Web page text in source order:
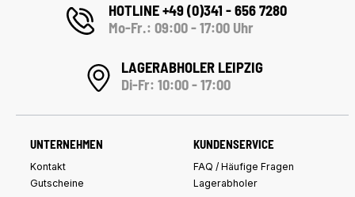
HOTLINE +49 (0)341 - 656 7280
Mo-Fr.: 09:00 - 17:00 Uhr
LAGERABHOLER LEIPZIG
Di-Fr: 10:00 - 17:00
UNTERNEHMEN
Kontakt
Gutscheine
KUNDENSERVICE
FAQ / Häufige Fragen
Lagerabholer